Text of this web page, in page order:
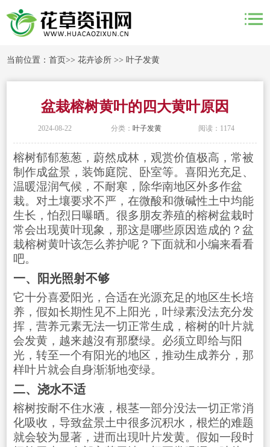
当前位置：首页>>花卉诊所 >>叶子发黄
盆栽榕树黄叶的四大黄叶原因
2024-08-22 分类： 叶子发黄 阅读：1174
榕树郁郁葱葱，蔚然成林，观赏价值极高，常被
制作成盆景，装饰庭院、卧室等。喜阳光充足、
温暖湿润气候，不耐寒，除华南地区外多作盆
栽。对土壤要求不严，在微酸和微碱性土中均能
生长，怕烈日曝晒。很多朋友养殖的榕树盆栽时
常会出现黄叶现象，那这是哪些原因造成的？盆
栽榕树黄叶该怎么养护呢？下面就和小编来看看
吧。
一、阳光照射不够
它十分喜爱阳光，合适在光源充足的地区生长培
养，假如长期性见不上阳光，叶绿素没法充分发
挥，营养元素无法一切正常生成，榕树的叶片就
会发黄，越来越沒有那麼绿。必须立即给与阳
光，转至一个有阳光的地区，推动生成养分，那
样叶片就会自身渐渐地变绿。
二、浇水不适
榕树按耐不住水液，根茎一部分没法一切正常消
化吸收，导致盆景土中很多沉积水，根烂的难题
就会较为显著，进而出現叶片发黄。假如一段时